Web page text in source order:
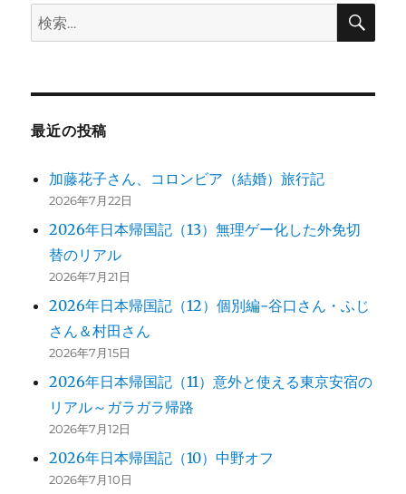
ョ
検
索:
検
最近の投稿
加藤花子さん、コロンビア（結婚）旅行記
2026年7月22日
2026年日本帰国記（13）無理ゲー化した外免切
替のリアル
2026年7月21日
2026年日本帰国記（12）個別編-谷口さん・ふじ
さん＆村田さん
2026年7月15日
2026年日本帰国記（11）意外と使える東京安宿の
リアル～ガラガラ帰路
2026年7月12日
2026年日本帰国記（10）中野オフ
2026年7月10日